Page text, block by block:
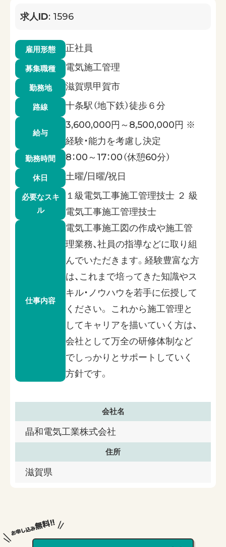
求人ID: 1596
雇用形態 正社員
募集職種 電気施工管理
勤務地 滋賀県甲賀市
路線 十条駅（地下鉄）徒歩６分
給与
3,600,000円～8,500,000円 ※
経験・能力を考慮し決定
勤務時間 8：00～17：00（休憩60分）
休日 土曜/日曜/祝日
必要なスキ
ル
１級電気工事施工管理技士 ２ 級
電気工事施工管理技士
仕事内容
電気工事施工図の作成や施工管
理業務、社員の指導などに取り組
んでいただきます。経験豊富な方
は、これまで培ってきた知識やス
キル・ノウハウを若手に伝授して
ください。 これから施工管理と
してキャリアを描いていく方は、
会社として万全の研修体制など
でしっかりとサポートしていく
方針です。
会社名
晶和電気工業株式会社
住所
滋賀県